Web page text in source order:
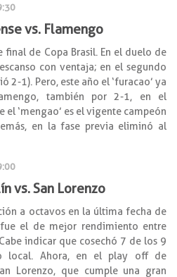
vs. Flamengo
final de Copa Brasil. En el duelo de
con ventaja; en el segundo
2-1). Pero, este año el ‘furacao’ ya
también por 2-1, en el
el ‘mengao’ es el vigente campeón
en la fase previa eliminó al
vs. San Lorenzo
a octavos en la última fecha de
fue el de mejor rendimiento entre
indicar que cosechó 7 de los 9
local. Ahora, en el play off de
Lorenzo, que cumple una gran